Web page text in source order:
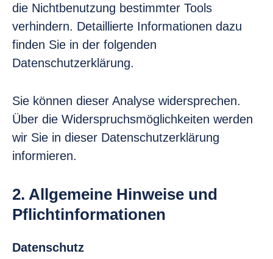
die Nichtbenutzung bestimmter Tools
verhindern. Detaillierte Informationen dazu
finden Sie in der folgenden
Datenschutzerklärung.
Sie können dieser Analyse widersprechen.
Über die Widerspruchsmöglichkeiten werden
wir Sie in dieser Datenschutzerklärung
informieren.
2. Allgemeine Hinweise und
Pflichtinformationen
Datenschutz